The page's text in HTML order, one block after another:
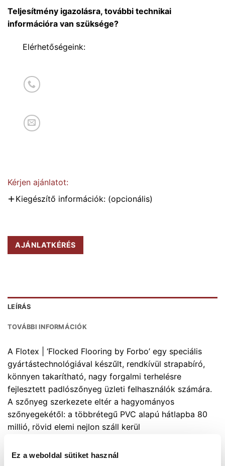
Ez a weboldal sütiket használ
Teljesítmény igazolásra, további technikai
információra van szüksége?
Elérhetőségeink:
Kérjen ajánlatot:
Kiegészítő információk: (opcionális)
AJÁNLATKÉRÉS
LEÍRÁS
TOVÁBBI INFORMÁCIÓK
A Flotex | ‘Flocked Flooring by Forbo’ egy speciális
gyártástechnológiával készűlt, rendkívül strapabíró,
könnyen takarítható, nagy forgalmi terhelésre
fejlesztett padlószőnyeg üzleti felhasználók számára.
A szőnyeg szerkezete eltér a hagyományos
szőnyegekétől: a többrétegű PVC alapú hátlapba 80
millió, rövid elemi nejlon száll kerül
hagyományos kézi, gépi és ipari kefés és gőzölős